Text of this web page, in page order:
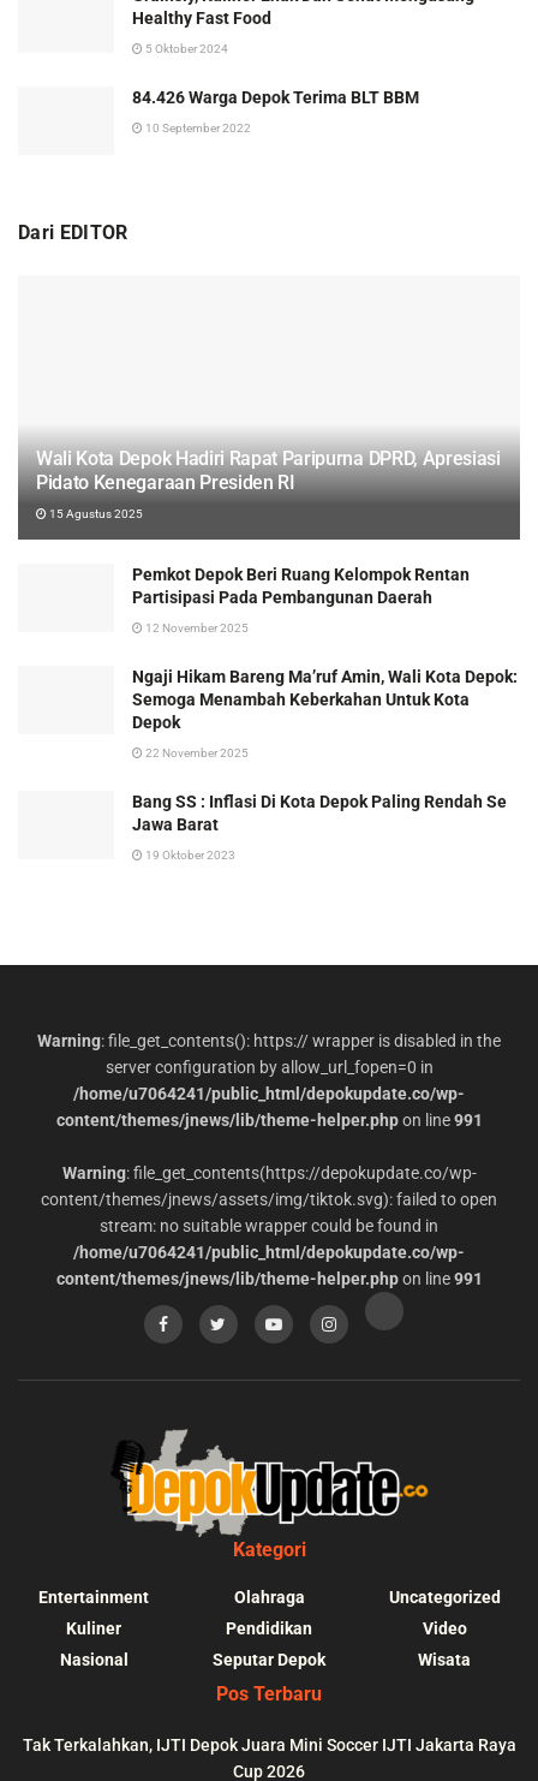
Healthy Fast Food
5 Oktober 2024
84.426 Warga Depok Terima BLT BBM
10 September 2022
Dari EDITOR
Wali Kota Depok Hadiri Rapat Paripurna DPRD, Apresiasi
Pidato Kenegaraan Presiden RI
15 Agustus 2025
Pemkot Depok Beri Ruang Kelompok Rentan
Partisipasi Pada Pembangunan Daerah
12 November 2025
Ngaji Hikam Bareng Ma’ruf Amin, Wali Kota Depok:
Semoga Menambah Keberkahan Untuk Kota
Depok
22 November 2025
Bang SS : Inflasi Di Kota Depok Paling Rendah Se
Jawa Barat
19 Oktober 2023
Warning: file_get_contents(): https:// wrapper is disabled in the
server configuration by allow_url_fopen=0 in
/home/u7064241/public_html/depokupdate.co/wp-
content/themes/jnews/lib/theme-helper.phpon line991
Warning: file_get_contents(https://depokupdate.co/wp-
content/themes/jnews/assets/img/tiktok.svg): failed to open
stream: no suitable wrapper could be found in
/home/u7064241/public_html/depokupdate.co/wp-
content/themes/jnews/lib/theme-helper.phpon line991
Kategori
Entertainment
Kuliner
Nasional
Olahraga
Pendidikan
Seputar Depok
Uncategorized
Video
Wisata
Pos Terbaru
Tak Terkalahkan, IJTI Depok Juara Mini Soccer IJTI Jakarta Raya
Cup 2026